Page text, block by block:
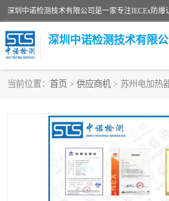
深圳中诺检测技术有限公
当前位置： 首页 > 供应商机 > 苏州电加热
防爆3C认证 现
煤
IECEx防爆认证 防